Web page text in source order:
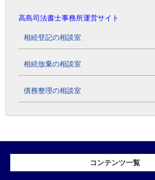
高島司法書士事務所運営サイト
相続登記の相談室
相続放棄の相談室
債務整理の相談室
コンテンツ一覧